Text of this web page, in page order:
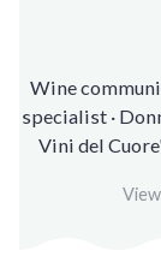
Wine
specialist ·
Vini del